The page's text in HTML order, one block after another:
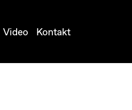
Video Kontakt